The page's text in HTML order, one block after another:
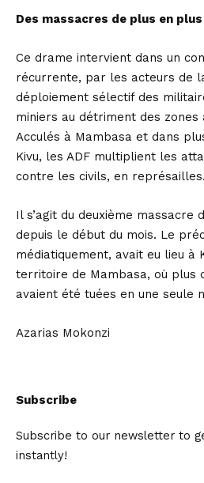
Des massacres de plus en
Ce drame intervient dans un
récurrente, par les acteurs de
déploiement sélectif des
miniers au détriment des zones
Acculés à Mambasa et dans
Kivu, les ADF multiplient les
contre les civils, en représailles.
Il s’agit du deuxième massacre
depuis le début du mois. Le
médiatiquement, avait eu lieu à
territoire de Mambasa, où plus
avaient été tuées en une seule
Azarias Mokonzi
Subscribe
Subscribe to our newsletter to
instantly!